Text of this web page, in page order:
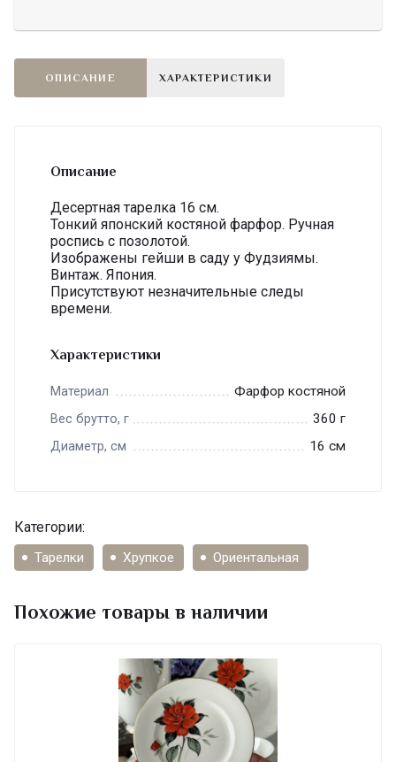
ОПИСАНИЕ ХАРАКТЕРИСТИКИ
Описание
Десертная тарелка 16 см.
Тонкий японский костяной фарфор. Ручная
роспись с позолотой.
Изображены гейши в саду у Фудзиямы.
Винтаж. Япония.
Присутствуют незначительные следы
времени.
Характеристики
Материал Фарфор костяной
Вес брутто, г 360 г
Диаметр, см 16 см
Категории:
Тарелки Хрупкое Ориентальная
Похожие товары в наличии